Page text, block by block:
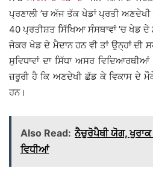
ਪ੍ਰਣਾਲੀ ’ਚ ਅੱਜ ਤੱਕ ਖੇਡਾਂ ਪ੍ਰਤੀ
40 ਪ੍ਰਤੀਸ਼ਤ ਸਿੱਖਿਆ ਸੰਸਥਾਵਾਂ ’ਚ ਖੇਡ ਦੇ
ਜੇਕਰ ਖੇਡ ਦੇ ਮੈਦਾਨ ਹਨ ਵੀ ਤਾਂ ਉਨ੍ਹਾਂ ਦੀ
ਸੁਵਿਧਾਵਾਂ ਦਾ ਸਿੱਧਾ ਅਸਰ
ਜ਼ਰੂਰੀ ਹੈ ਕਿ ਅਣਦੇਖੀ ਛੱਡ ਕੇ ਵਿਕਾਸ ਦੇ
ਹਨ।
Also Read: ਨੈਚੁਰੋਪੈਥੀ ਯੋਗ,
ਵਿਧੀਆਂ